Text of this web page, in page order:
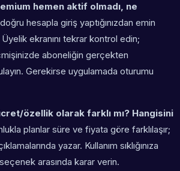
hemen aktif olmadı, ne
hesapla giriş yaptığınızdan emin
ekranını tekrar kontrol edin;
aboneliğin gerçekten
Gerekirse uygulamada oturumu
özellik olarak farklı mı? Hangisini
planlar süre ve fiyata göre farklılaşır;
yazar. Kullanım sıklığınıza
arasında karar verin.